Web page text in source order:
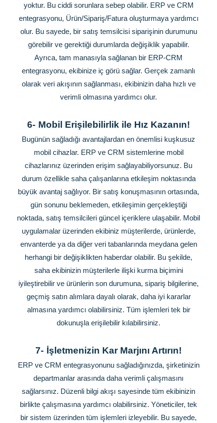
yoktur. Bu ciddi sorunlara sebep olabilir. ERP ve CRM
entegrasyonu, Ürün/Sipariş/Fatura oluşturmaya yardımcı
olur. Bu sayede, bir satış temsilcisi siparişinin durumunu
görebilir ve gerektiği durumlarda değişiklik yapabilir.
Ayrıca, tam manasıyla sağlanan bir ERP-CRM
entegrasyonu, ekibinize iç görü sağlar. Gerçek zamanlı
olarak veri akışının sağlanması, ekibinizin daha hızlı ve
verimli olmasına yardımcı olur.
6- Mobil Erişilebilirlik ile Hız Kazanın!
Bugünün sağladığı avantajlardan en önemlisi kuşkusuz
mobil cihazlar. ERP ve CRM sistemlerine mobil
cihazlarınız üzerinden erişim sağlayabiliyorsunuz. Bu
durum özellikle saha çalışanlarına etkileşim noktasında
büyük avantaj sağlıyor. Bir satış konuşmasının ortasında,
gün sonunu beklemeden, etkileşimin gerçekleştiği
noktada, satış temsilcileri güncel içeriklere ulaşabilir. Mobil
uygulamalar üzerinden ekibiniz müşterilerde, ürünlerde,
envanterde ya da diğer veri tabanlarında meydana gelen
herhangi bir değişiklikten haberdar olabilir. Bu şekilde,
saha ekibinizin müşterilerle ilişki kurma biçimini
iyileştirebilir ve ürünlerin son durumuna, sipariş bilgilerine,
geçmiş satın alımlara dayalı olarak, daha iyi kararlar
almasına yardımcı olabilirsiniz. Tüm işlemleri tek bir
dokunuşla erişilebilir kılabilirsiniz.
7- İşletmenizin Kar Marjını Artırın!
ERP ve CRM entegrasyonunu sağladığınızda, şirketinizin
departmanlar arasında daha verimli çalışmasını
sağlarsınız. Düzenli bilgi akışı sayesinde tüm ekibinizin
birlikte çalışmasına yardımcı olabilirsiniz. Yöneticiler, tek
bir sistem üzerinden tüm işlemleri izleyebilir. Bu sayede,